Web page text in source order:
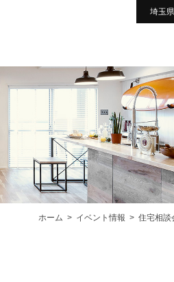
埼玉
ホーム イベント情報 住宅相談